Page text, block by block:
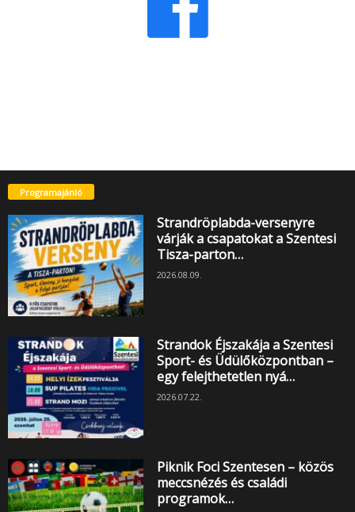
Programajánló
Strandröplabda-versenyre
várják a csapatokat a Szentesi
Tisza-parton…
2026.08.09.
Strandok Éjszakája a Szentesi
Sport- és Üdülőközpontban –
egy felejthetetlen nyá…
2026.07.22.
Piknik Foci Szentesen – közös
meccsnézés és családi
programok…